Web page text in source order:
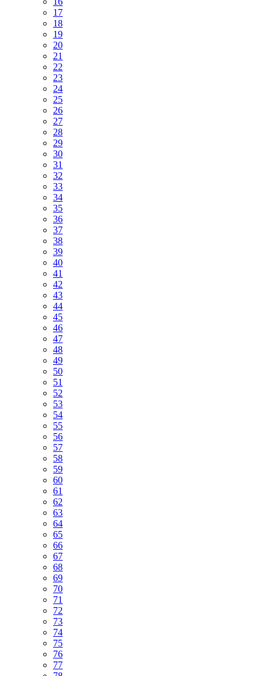
17
18
19
20
21
22
23
24
25
26
27
28
29
30
31
32
33
34
35
36
37
38
39
40
41
42
43
44
45
46
47
48
49
50
51
52
53
54
55
56
57
58
59
60
61
62
63
64
65
66
67
68
69
70
71
72
73
74
75
76
77